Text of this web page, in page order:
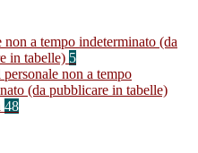
non a tempo indeterminato (da
in tabelle) 5
non a tempo
(da pubblicare in tabelle)
48